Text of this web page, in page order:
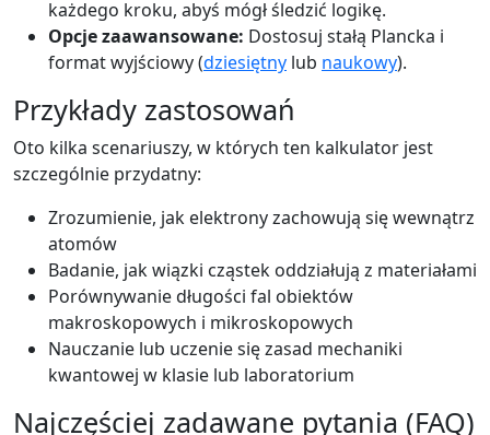
każdego kroku, abyś mógł śledzić logikę.
Opcje zaawansowane: Dostosuj stałą Plancka i
format wyjściowy (dziesiętny lub naukowy).
Przykłady zastosowań
Oto kilka scenariuszy, w których ten kalkulator jest
szczególnie przydatny:
Zrozumienie, jak elektrony zachowują się wewnątrz
atomów
Badanie, jak wiązki cząstek oddziałują z materiałami
Porównywanie długości fal obiektów
makroskopowych i mikroskopowych
Nauczanie lub uczenie się zasad mechaniki
kwantowej w klasie lub laboratorium
Najczęściej zadawane pytania (FAQ)